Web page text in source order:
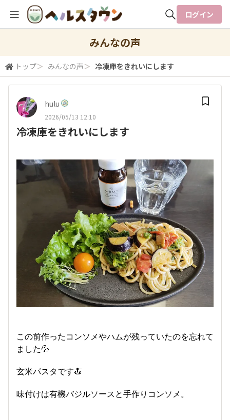
検索
ログイン
みんなの声
トップ＞ みんなの声＞ 冷凍庫をきれいにします
hulu
2026/05/13 12:10
冷凍庫をきれいにします
この前作ったコンソメやハムが残っていたのを忘れて
ました💦
玄米パスタです🍝
味付けは有機バジルソースと手作りコンソメ。